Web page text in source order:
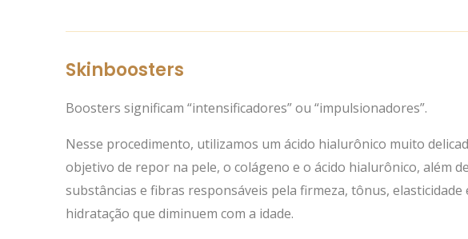
Skinboosters
Boosters significam “intensificadores” ou “impulsionadores”.
Nesse procedimento, utilizamos um ácido hialurônico muito
objetivo de repor na pele, o colágeno e o ácido hialurônico, além
substâncias e fibras responsáveis pela firmeza, tônus, elasticidade
hidratação que diminuem com a idade.